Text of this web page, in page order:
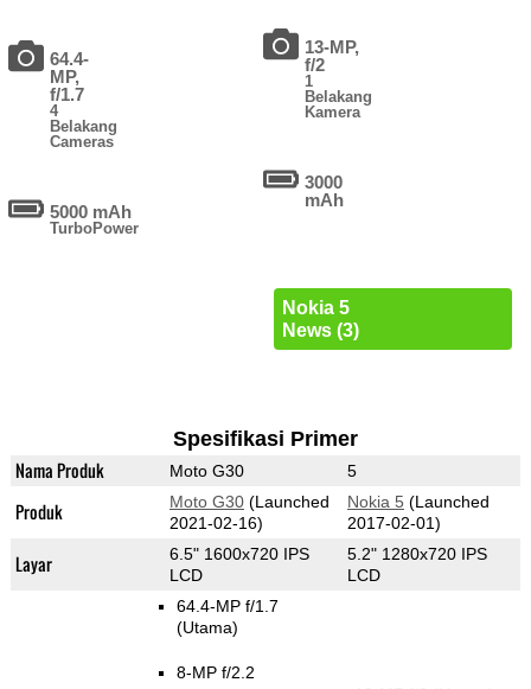
64.4-
MP,
f/1.7
4
Belakang
Cameras
5000 mAh
TurboPower
13-MP,
f/2
1
Belakang
Kamera
3000
mAh
Nokia 5
News (3)
Spesifikasi Primer
Nama Produk Moto G30 5
Produk Moto G30(Launched
2021-02-16)
Nokia 5 (Launched
2017-02-01)
Layar
6.5" 1600x720 IPS
LCD
5.2" 1280x720 IPS
LCD
64.4-MP f/1.7
(Utama)
8-MP f/2.2